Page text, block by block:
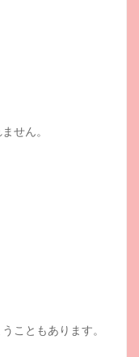
せん。
こともあります。